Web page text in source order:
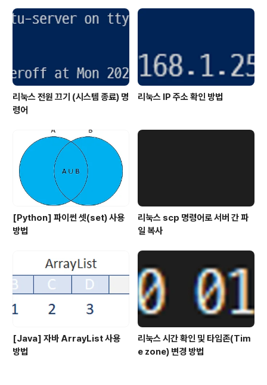
리눅스 전원 끄기 (시스템 종료) 명
령어
리눅스 IP 주소 확인 방법
[Python] 파이썬 셋(set) 사용
방법
리눅스 scp 명령어로 서버 간 파
일 복사
[Java] 자바 ArrayList 사용
방법
리눅스 시간 확인 및 타임존(Tim
e zone) 변경 방법